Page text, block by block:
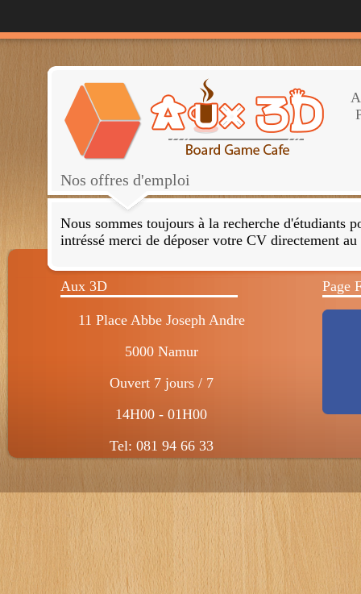
Nos offres d'emploi
Nous sommes toujours à la recherche d'étudiants
intréssé merci de déposer votre CV directement
Aux 3D
11 Place Abbe Joseph Andre
5000 Namur
Ouvert 7 jours / 7
14H00 - 01H00
Tel: 081 94 66 33
Page